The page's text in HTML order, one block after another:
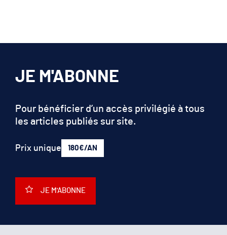
JE M'ABONNE
Pour bénéficier d’un accès privilégié à tous
les articles publiés sur site.
Prix unique 180€/AN
JE M'ABONNE